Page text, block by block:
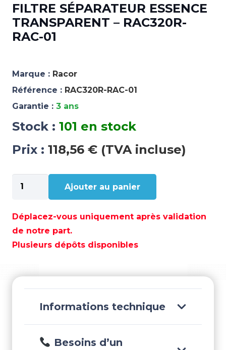
FILTRE SÉPARATEUR ESSENCE
TRANSPARENT – RAC320R-
RAC-01
Marque : Racor
Référence : RAC320R-RAC-01
Garantie : 3 ans
Stock : 101 en stock
Prix : 118,56 € (TVA incluse)
quantité
de
SÉPARATEUR
ESSENCE
TRANSPARENT
RAC-
Ajouter au panier
Déplacez-vous uniquement après validation
de notre part.
Plusieurs dépôts disponibles
Informations technique
Besoins d’un